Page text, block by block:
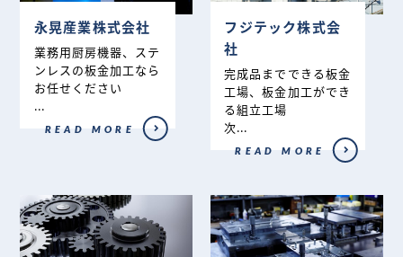
永晃産業株式会社
業務用厨房機器、ステ
ンレスの板金加工なら
お任せください
...
READ MORE
フジテック株式会
社
完成品までできる板金
工場、板金加工ができ
る組立工場
次...
READ MORE